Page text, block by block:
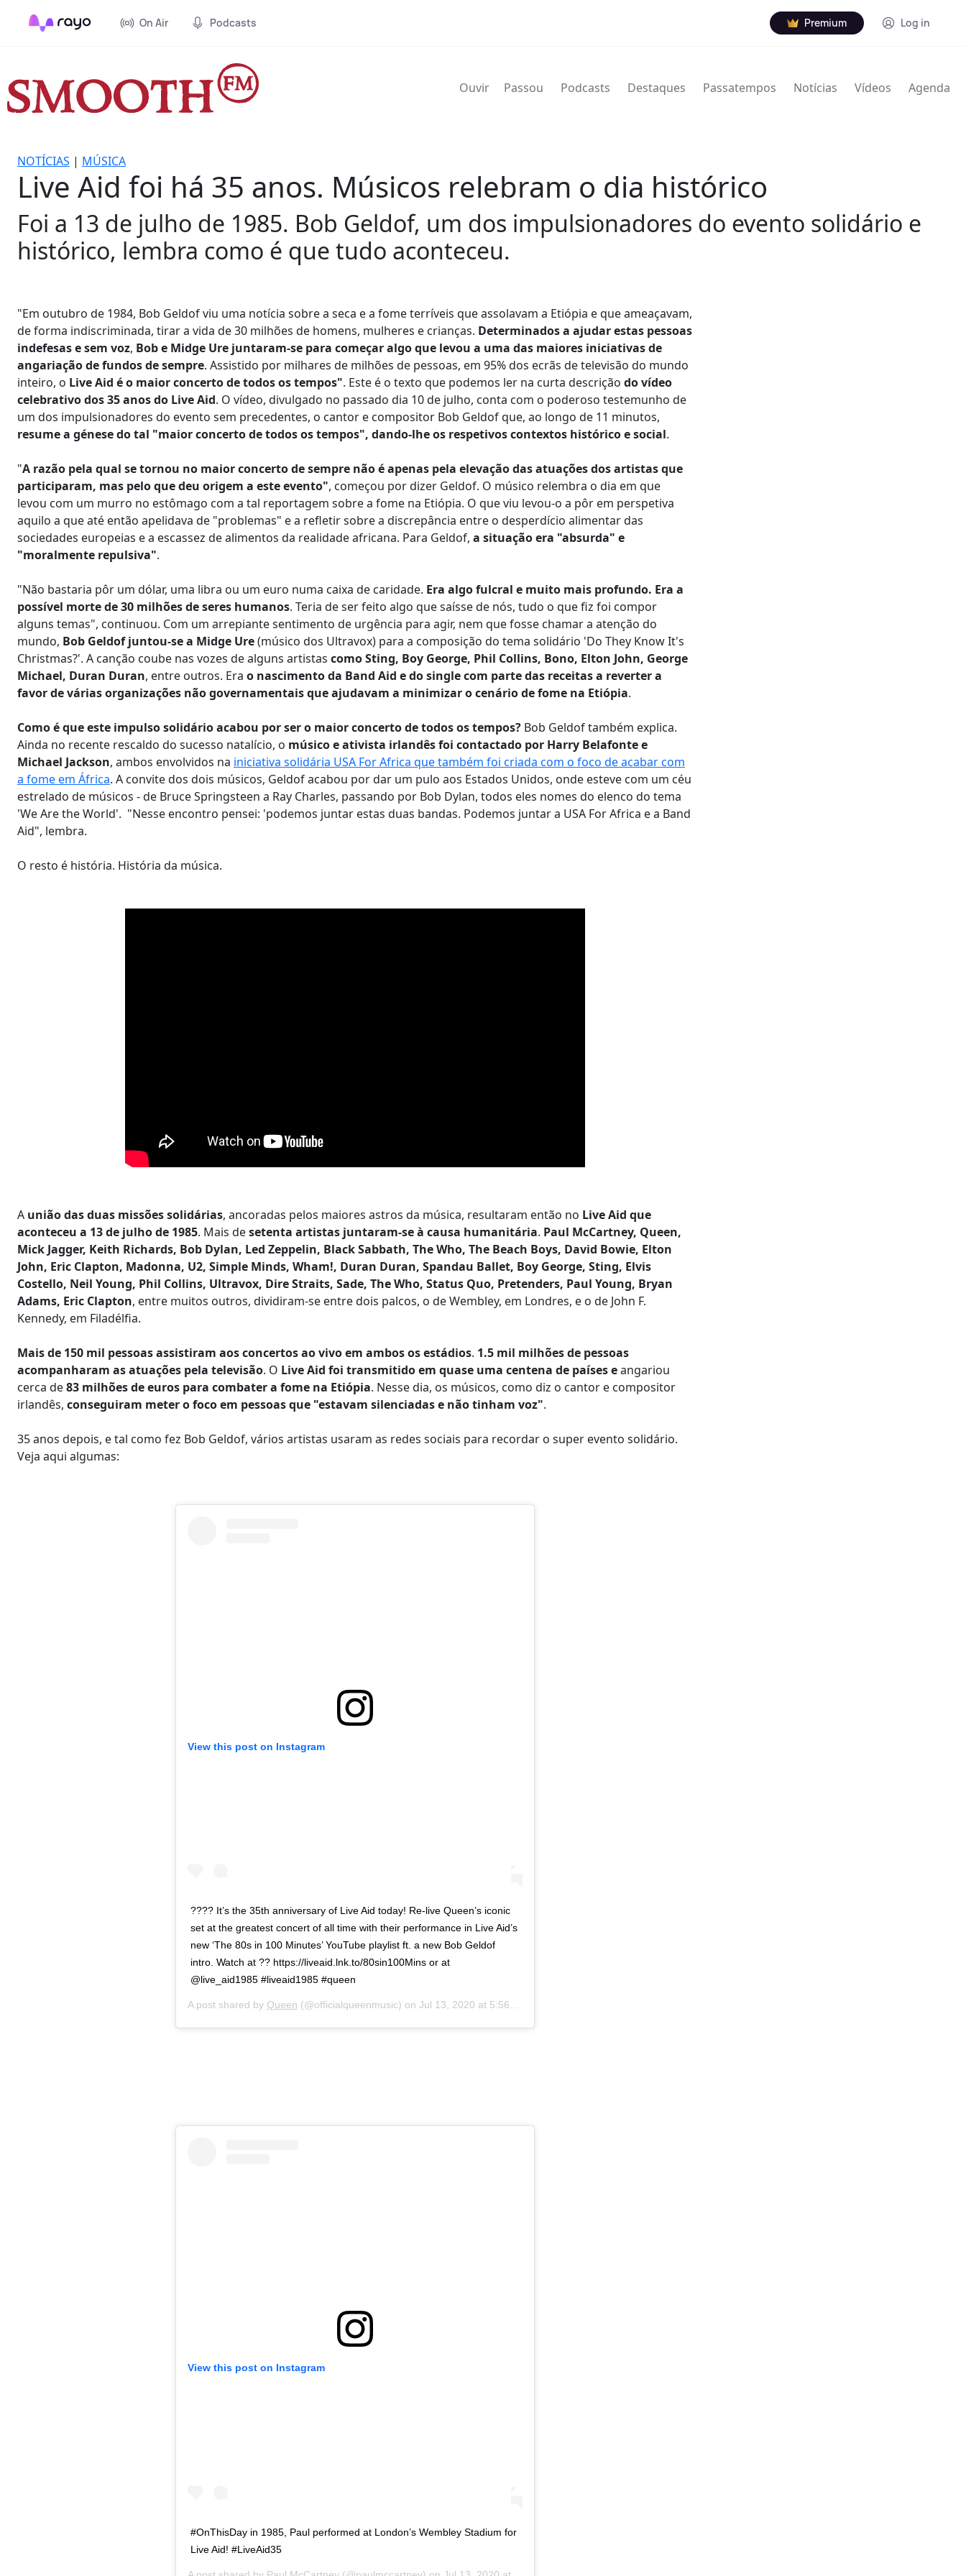
On Air Podcasts Premium Log in
Ouvir Passou Podcasts Destaques Passatempos Notícias Vídeos Agenda
NOTÍCIAS | MÚSICA
Live Aid foi há 35 anos. Músicos relebram o dia histórico
Foi a 13 de julho de 1985. Bob Geldof, um dos impulsionadores do evento solidário e
histórico, lembra como é que tudo aconteceu.
"Em outubro de 1984, Bob Geldof viu uma notícia sobre a seca e a fome terríveis que assolavam a Etiópia e que ameaçavam,
de forma indiscriminada, tirar a vida de 30 milhões de homens, mulheres e crianças. Determinados a ajudar estas pessoas
indefesas e sem voz, Bob e Midge Ure juntaram-se para começar algo que levou a uma das maiores iniciativas de
angariação de fundos de sempre. Assistido por milhares de milhões de pessoas, em 95% dos ecrãs de televisão do mundo
inteiro, o Live Aid é o maior concerto de todos os tempos". Este é o texto que podemos ler na curta descrição do vídeo
celebrativo dos 35 anos do Live Aid. O vídeo, divulgado no passado dia 10 de julho, conta com o poderoso testemunho de
um dos impulsionadores do evento sem precedentes, o cantor e compositor Bob Geldof que, ao longo de 11 minutos,
resume a génese do tal "maior concerto de todos os tempos", dando-lhe os respetivos contextos histórico e social.
"A razão pela qual se tornou no maior concerto de sempre não é apenas pela elevação das atuações dos artistas que
participaram, mas pelo que deu origem a este evento", começou por dizer Geldof. O músico relembra o dia em que
levou com um murro no estômago com a tal reportagem sobre a fome na Etiópia. O que viu levou-o a pôr em perspetiva
aquilo a que até então apelidava de "problemas" e a refletir sobre a discrepância entre o desperdício alimentar das
sociedades europeias e a escassez de alimentos da realidade africana. Para Geldof, a situação era "absurda" e
"moralmente repulsiva".
"Não bastaria pôr um dólar, uma libra ou um euro numa caixa de caridade. Era algo fulcral e muito mais profundo. Era a
possível morte de 30 milhões de seres humanos. Teria de ser feito algo que saísse de nós, tudo o que fiz foi compor
alguns temas", continuou. Com um arrepiante sentimento de urgência para agir, nem que fosse chamar a atenção do
mundo, Bob Geldof juntou-se a Midge Ure(músico dos Ultravox) para a composição do tema solidário 'Do They Know It's
Christmas?'. A canção coube nas vozes de alguns artistas como Sting, Boy George, Phil Collins, Bono, Elton John, George
Michael, Duran Duran, entre outros. Era o nascimento da Band Aid e do single com parte das receitas a reverter a
favor de várias organizações não governamentais que ajudavam a minimizar o cenário de fome na Etiópia.
Como é que este impulso solidário acabou por ser o maior concerto de todos os tempos? Bob Geldof também explica.
Ainda no recente rescaldo do sucesso natalício, o músico e ativista irlandês foi contactado por Harry Belafonte e
Michael Jackson, ambos envolvidos na iniciativa solidária USA For Africa que também foi criada com o foco de acabar com
a fome em África. A convite dos dois músicos, Geldof acabou por dar um pulo aos Estados Unidos, onde esteve com um céu
estrelado de músicos - de Bruce Springsteen a Ray Charles, passando por Bob Dylan, todos eles nomes do elenco do tema
'We Are the World'. "Nesse encontro pensei: 'podemos juntar estas duas bandas. Podemos juntar a USA For Africa e a Band
Aid", lembra.
O resto é história. História da música.
A união das duas missões solidárias, ancoradas pelos maiores astros da música, resultaram então no Live Aid que
aconteceu a 13 de julho de 1985. Mais desetenta artistas juntaram-se à causa humanitária. Paul McCartney, Queen,
Mick Jagger, Keith Richards, Bob Dylan, Led Zeppelin, Black Sabbath, The Who, The Beach Boys, David Bowie, Elton
John, Eric Clapton, Madonna, U2, Simple Minds, Wham!, Duran Duran, Spandau Ballet, Boy George, Sting, Elvis
Costello, Neil Young, Phil Collins, Ultravox, Dire Straits, Sade, The Who, Status Quo, Pretenders, Paul Young, Bryan
Adams, Eric Clapton, entre muitos outros, dividiram-se entre dois palcos, o de Wembley, em Londres, e o de John F.
Kennedy, em Filadélfia.
Mais de 150 mil pessoas assistiram aos concertos ao vivo em ambos os estádios. 1.5 mil milhões de pessoas
acompanharam as atuações pela televisão. O Live Aid foi transmitido em quase uma centena de países eangariou
cerca de83 milhões de euros para combater a fome na Etiópia. Nesse dia, os músicos, como diz o cantor e compositor
irlandês, conseguiram meter o foco em pessoas que "estavam silenciadas e não tinham voz".
35 anos depois, e tal como fez Bob Geldof, vários artistas usaram as redes sociais para recordar o super evento solidário.
Veja aqui algumas:
View this post on Instagram
???? It’s the 35th anniversary of Live Aid today! Re-live Queen’s iconic
set at the greatest concert of all time with their performance in Live Aid’s
new ‘The 80s in 100 Minutes’ YouTube playlist ft. a new Bob Geldof
intro. Watch at ?? https://liveaid.lnk.to/80sin100Mins or at
@live_aid1985 #liveaid1985 #queen
A post shared by Queen (@officialqueenmusic) on Jul 13, 2020 at 5:56am PDT
View this post on Instagram
#OnThisDay in 1985, Paul performed at London’s Wembley Stadium for
Live Aid! #LiveAid35